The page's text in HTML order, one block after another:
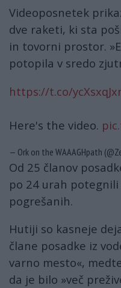
Videoposnetek
dve raketi, ki sta
in tovorni prostor.
potopila v sredo
https://t.co/
Here's the video.
— Ork on the WAAAGHpath
Od 25 članov
po 24 urah
pogrešanih.
Hutiji so kasneje
člane posadke iz
varno mesto«,
da je bilo »več